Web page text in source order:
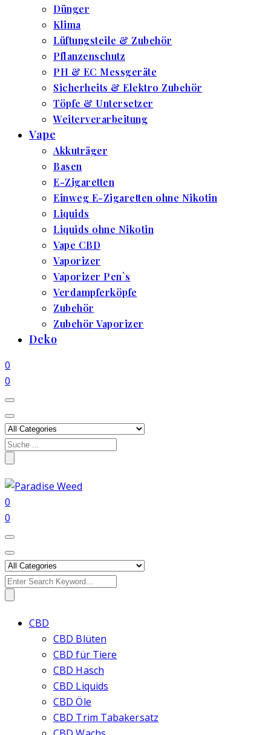
Dünger
Klima
Lüftungsteile & Zubehör
Pflanzenschutz
PH & EC Messgeräte
Sicherheits & Elektro Zubehör
Töpfe & Untersetzer
Weiterverarbeitung
Vape
Akkuträger
Basen
E-Zigaretten
Einweg E-Zigaretten ohne Nikotin
Liquids
Liquids ohne Nikotin
Vape CBD
Vaporizer
Vaporizer Pen`s
Verdampferköpfe
Zubehör
Zubehör Vaporizer
Deko
0
0
Search
0
0
Search
CBD
CBD Blüten
CBD für Tiere
CBD Hasch
CBD Liquids
CBD Öle
CBD Trim Tabakersatz